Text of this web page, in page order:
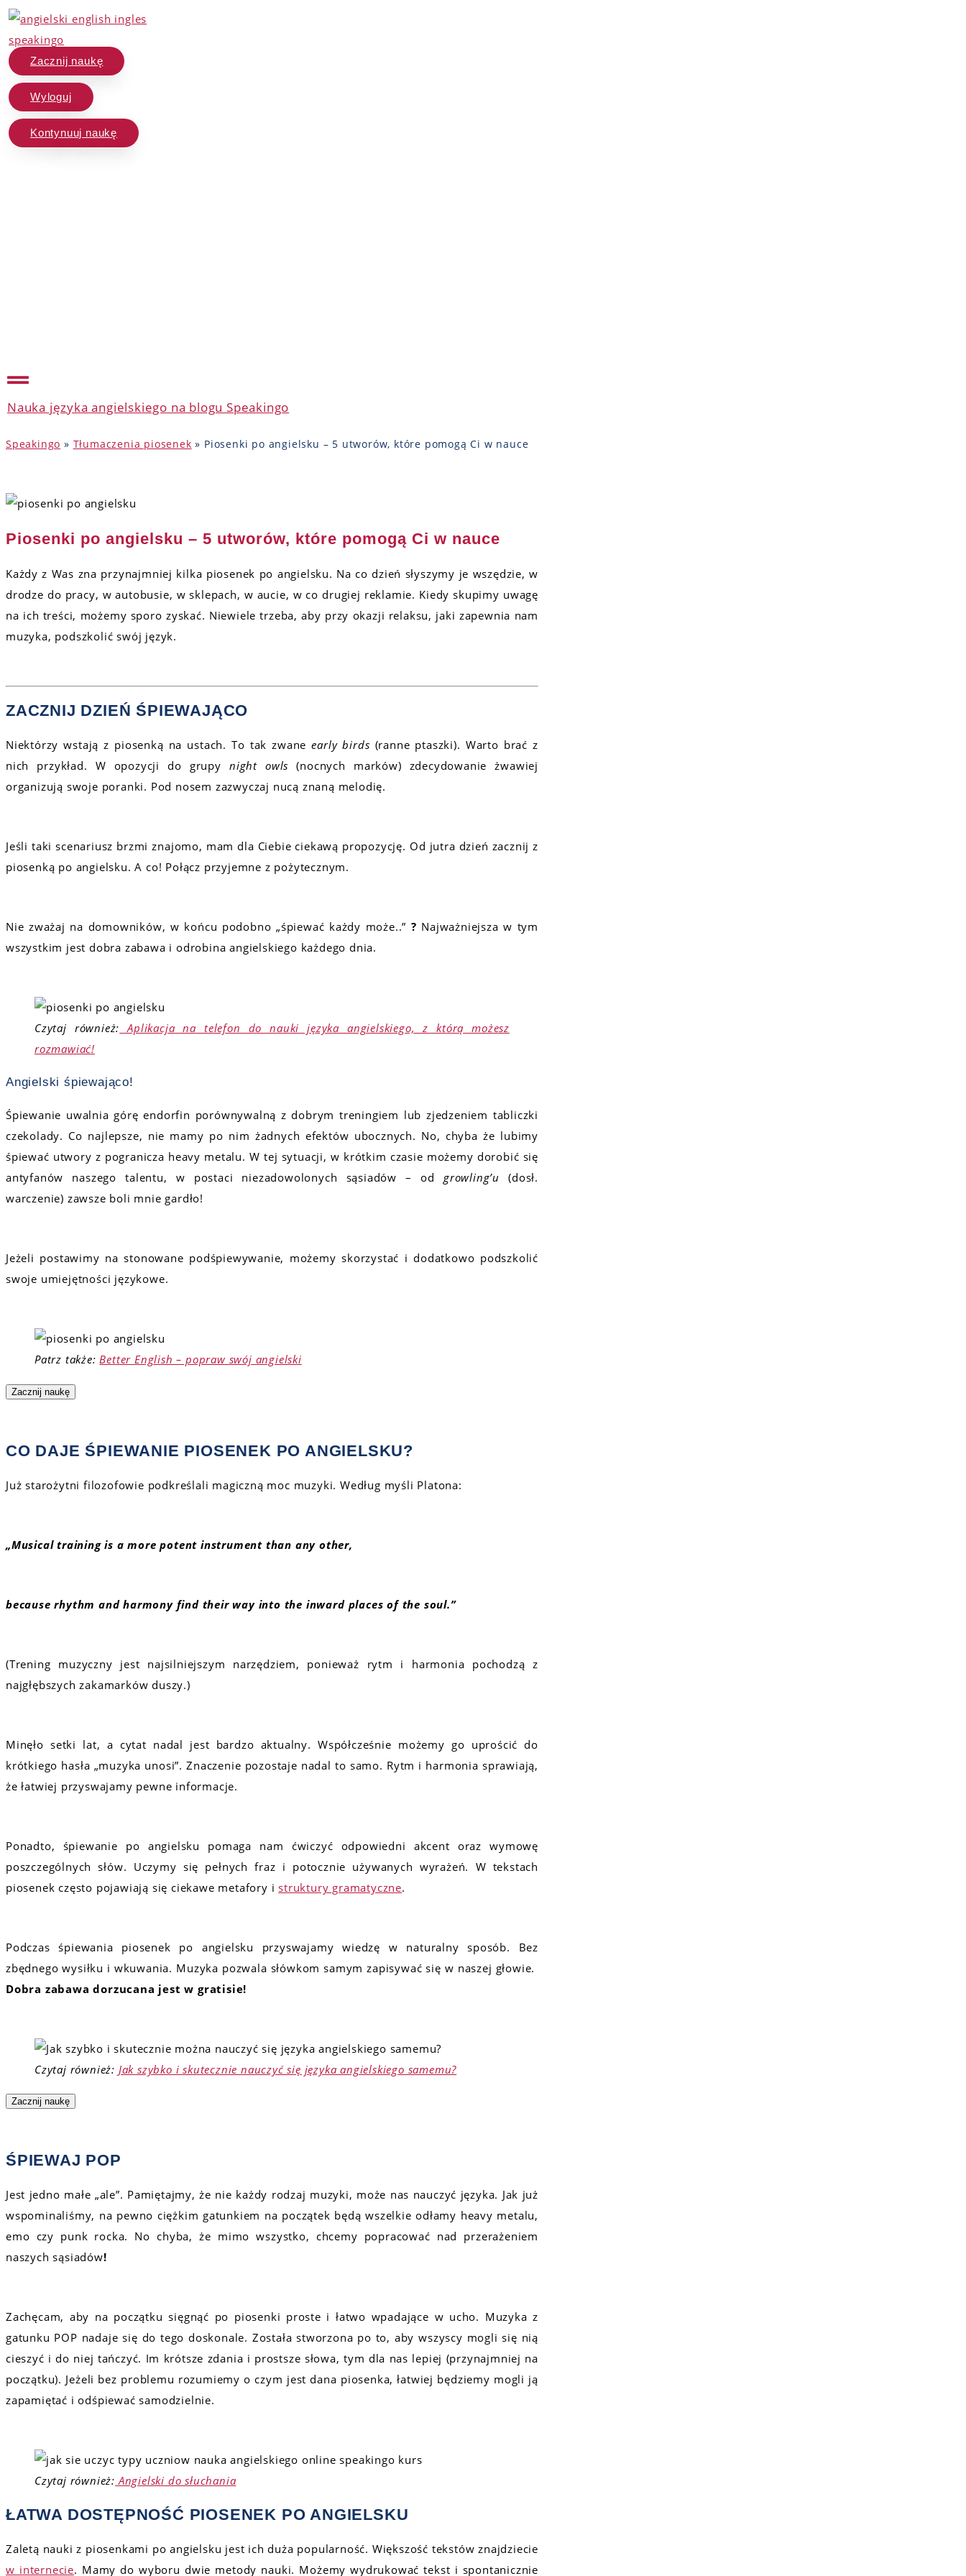
Zacznij naukę
Wyloguj
Kontynuuj naukę
Nauka języka angielskiego na blogu Speakingo
Speakingo » Tłumaczenia piosenek » Piosenki po angielsku – 5 utworów, które pomogą Ci w nauce
Piosenki po angielsku – 5 utworów, które pomogą Ci w nauce
Każdy z Was zna przynajmniej kilka piosenek po angielsku. Na co dzień słyszymy je wszędzie, w
drodze do pracy, w autobusie, w sklepach, w aucie, w co drugiej reklamie. Kiedy skupimy uwagę
na ich treści, możemy sporo zyskać. Niewiele trzeba, aby przy okazji relaksu, jaki zapewnia nam
muzyka, podszkolić swój język.
ZACZNIJ DZIEŃ ŚPIEWAJĄCO
Niektórzy wstają z piosenką na ustach. To tak zwaneearly birds (ranne ptaszki). Warto brać z
nich przykład. W opozycji do grupy nightowls
(nocnych marków) zdecydowanie żwawiej
organizują swoje poranki. Pod nosem zazwyczaj nucą znaną melodię.
Jeśli taki scenariusz brzmi znajomo, mam dla Ciebie ciekawą propozycję. Od jutra dzień zacznij z
piosenką po angielsku. A co! Połącz przyjemne z pożytecznym.
Nie zważaj na domowników, w końcu podobno „śpiewać każdy może..” ? Najważniejsza w tym
wszystkim jest dobra zabawa i odrobina angielskiego każdego dnia.
Czytaj również: Aplikacja na telefon do nauki języka angielskiego, z którą możesz
rozmawiać!
Angielski śpiewająco!
Śpiewanie uwalnia górę endorfin porównywalną z dobrym treningiem lub zjedzeniem tabliczki
czekolady. Co najlepsze, nie mamy po nim żadnych efektów ubocznych. No, chyba że lubimy
śpiewać utwory z pogranicza heavy metalu. W tej sytuacji, w krótkim czasie możemy dorobić się
antyfanów naszego talentu, w postaci niezadowolonych sąsiadów – odgrowling’u
(dosł.
warczenie) zawsze boli mnie gardło!
Jeżeli postawimy na stonowane podśpiewywanie, możemy skorzystać i dodatkowo podszkolić
swoje umiejętności językowe.
Patrz także:Better English – popraw swój angielski
Zacznij naukę
CO DAJE ŚPIEWANIE PIOSENEK PO ANGIELSKU?
Już starożytni filozofowie podkreślali magiczną moc muzyki. Według myśli Platona:
„Musicaltrainingis amore potent instrument than any other,
because rhythm andharmony find their way into the inward places of the soul.”
(Trening muzyczny jest najsilniejszym narzędziem, ponieważ rytm i harmonia pochodzą z
najgłębszych zakamarków duszy.)
Minęło setki lat, a cytat nadal jest bardzo aktualny. Współcześnie możemy go uprościć do
krótkiego hasła „muzyka unosi”. Znaczenie pozostaje nadal to samo. Rytm i harmonia sprawiają,
że łatwiej przyswajamy pewne informacje.
Ponadto, śpiewanie po angielsku pomaga nam ćwiczyć odpowiedni akcent oraz wymowę
poszczególnych słów. Uczymy się pełnych fraz i potocznie używanych wyrażeń. W tekstach
piosenek często pojawiają się ciekawe metafory i struktury gramatyczne.
Podczas śpiewania piosenek po angielsku przyswajamy wiedzę w naturalny sposób. Bez
zbędnego wysiłku i wkuwania. Muzyka pozwala słówkom samym zapisywać się w naszej głowie.
Dobra zabawa dorzucana jest w gratisie!
Czytaj również: Jak szybko i skutecznie nauczyć się języka angielskiego samemu?
Zacznij naukę
ŚPIEWAJ POP
Jest jedno małe „ale”. Pamiętajmy, że nie każdy rodzaj muzyki, może nas nauczyć języka. Jak już
wspominaliśmy, na pewno ciężkim gatunkiem na początek będą wszelkie odłamy heavy metalu,
emo czy punk rocka. No chyba, że mimo wszystko, chcemy popracować nad przerażeniem
naszych sąsiadów!
Zachęcam, aby na początku sięgnąć po piosenki proste i łatwo wpadające w ucho. Muzyka z
gatunku POP nadaje się do tego doskonale. Została stworzona po to, aby wszyscy mogli się nią
cieszyć i do niej tańczyć. Im krótsze zdania i prostsze słowa, tym dla nas lepiej (przynajmniej na
początku). Jeżeli bez problemu rozumiemy o czym jest dana piosenka, łatwiej będziemy mogli ją
zapamiętać i odśpiewać samodzielnie.
Czytaj również: Angielski do słuchania
ŁATWA DOSTĘPNOŚĆ PIOSENEK PO ANGIELSKU
Zaletą nauki z piosenkami po angielsku jest ich duża popularność. Większość tekstów znajdziecie
w internecie. Mamy do wyboru dwie metody nauki. Możemy wydrukować tekst i spontanicznie